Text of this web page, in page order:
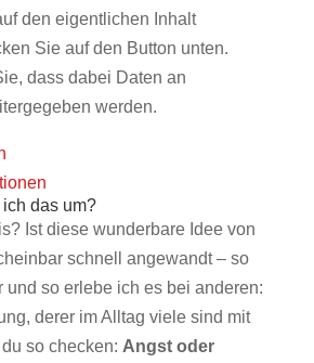
den eigentlichen Inhalt
Sie auf den Button unten.
dass dabei Daten an
werden.
das um?
Ist diese wunderbare Idee von
schnell angewandt – so
und so erlebe ich es bei anderen:
derer im Alltag viele sind mit
so checken: Angst oder